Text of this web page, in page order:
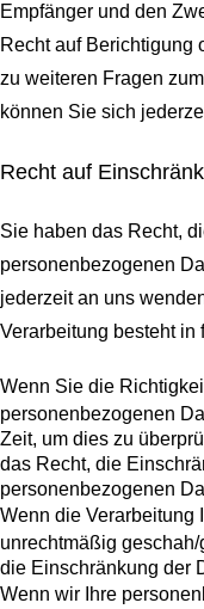
Empfänger und den
Recht auf Berichtigung
zu weiteren Fragen
können Sie sich
Recht auf
Sie haben das Recht,
personenbezogenen
jederzeit an uns
Verarbeitung besteht in
Wenn Sie die
personenbezogenen
Zeit, um dies zu
das Recht, die
personenbezogenen
Wenn die Verarbeitung
unrechtmäßig
die Einschränkung der
Wenn wir Ihre